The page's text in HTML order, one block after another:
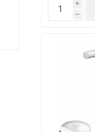
i
h